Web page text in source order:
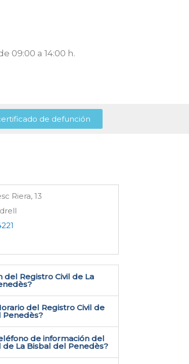
09:00 a 14:00 h.
de defunción
Riera, 13
del Registro Civil de La
del Registro Civil de
Penedès?
de información del
de La Bisbal del Penedès​?